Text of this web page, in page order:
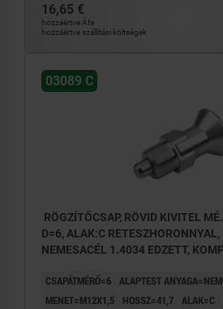
16,65 €
hozzáértve Áfa
hozzáértve szállítási költségek
03089 C
RÖGZÍTŐCSAP, RÖVID KIVITEL
D=6, ALAK:C RETESZHORONNYAL,
NEMESACÉL 1.4034 EDZETT,
CSAPÁTMÉRŐ=6 ALAPTEST
MENET=M12X1,5
HOSSZ=41,7 ALAK=C